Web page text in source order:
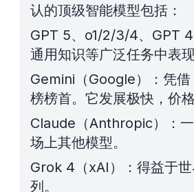
认的顶级智能模型包括：
GPT 5、o1/2/3/4、GPT
通用知识等广泛任务中表
Gemini（Google）：凭
榜榜首。它发展极快，价
Claude（Anthropic）：
场上其他模型。
Grok 4（xAI）：得益于
列。